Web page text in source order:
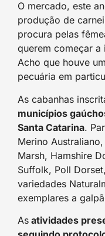
O mercado, este
produção de
procura pelas
querem começar
Acho que houve
pecuária em
As cabanhas
municípios
Santa Catarina.
Merino
Marsh, Hamshire
Suffolk, Poll
variedades
exemplares a
As atividades